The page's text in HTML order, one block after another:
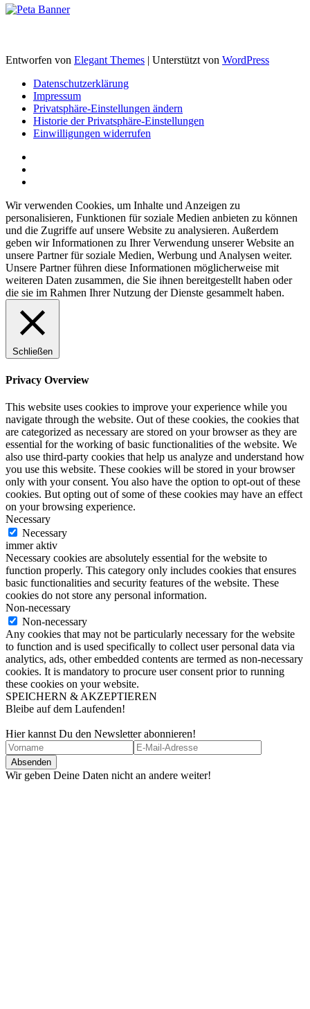
Entworfen von Elegant Themes | Unterstützt von WordPress
Datenschutzerklärung
Impressum
Privatsphäre-Einstellungen ändern
Historie der Privatsphäre-Einstellungen
Einwilligungen widerrufen
Wir verwenden Cookies, um Inhalte und Anzeigen zu
personalisieren, Funktionen für soziale Medien anbieten zu können
und die Zugriffe auf unsere Website zu analysieren. Außerdem
geben wir Informationen zu Ihrer Verwendung unserer Website an
unsere Partner für soziale Medien, Werbung und Analysen weiter.
Unsere Partner führen diese Informationen möglicherweise mit
weiteren Daten zusammen, die Sie ihnen bereitgestellt haben oder
die sie im Rahmen Ihrer Nutzung der Dienste gesammelt haben.
Schließen
Privacy Overview
This website uses cookies to improve your experience while you
navigate through the website. Out of these cookies, the cookies that
are categorized as necessary are stored on your browser as they are
essential for the working of basic functionalities of the website. We
also use third-party cookies that help us analyze and understand how
you use this website. These cookies will be stored in your browser
only with your consent. You also have the option to opt-out of these
cookies. But opting out of some of these cookies may have an effect
on your browsing experience.
Necessary
Necessary
immer aktiv
Necessary cookies are absolutely essential for the website to
function properly. This category only includes cookies that ensures
basic functionalities and security features of the website. These
cookies do not store any personal information.
Non-necessary
Non-necessary
Any cookies that may not be particularly necessary for the website
to function and is used specifically to collect user personal data via
analytics, ads, other embedded contents are termed as non-necessary
cookies. It is mandatory to procure user consent prior to running
these cookies on your website.
SPEICHERN & AKZEPTIEREN
Bleibe auf dem Laufenden!
Hier kannst Du den Newsletter abonnieren!
Wir geben Deine Daten nicht an andere weiter!